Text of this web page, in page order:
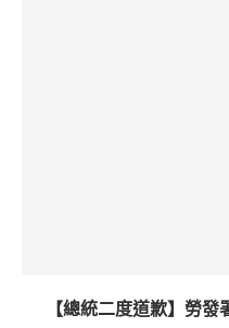
【總統二度道歉】勞